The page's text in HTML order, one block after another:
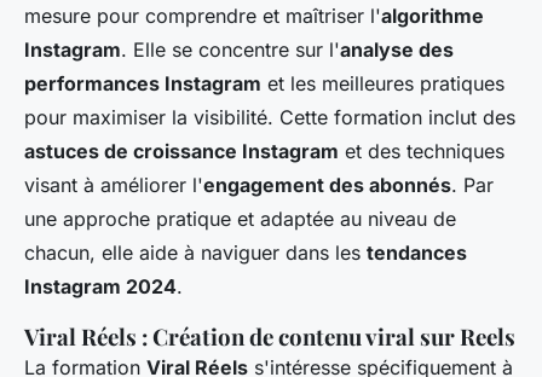
mesure pour comprendre et maîtriser l'algorithme
Instagram. Elle se concentre sur l'analyse des
performances Instagram et les meilleures pratiques
pour maximiser la visibilité. Cette formation inclut des
astuces de croissance Instagram et des techniques
visant à améliorer l'engagement des abonnés. Par
une approche pratique et adaptée au niveau de
chacun, elle aide à naviguer dans les tendances
Instagram 2024.
Viral Réels : Création de contenu viral sur Reels
La formation Viral Réels s'intéresse spécifiquement à